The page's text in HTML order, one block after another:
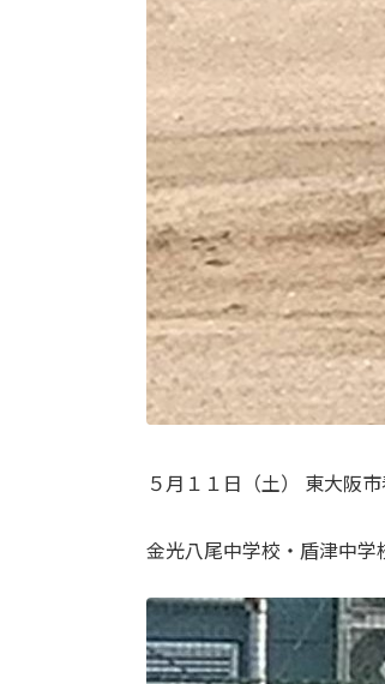
５月１１日（土） 東大阪
金光八尾中学校・盾津中